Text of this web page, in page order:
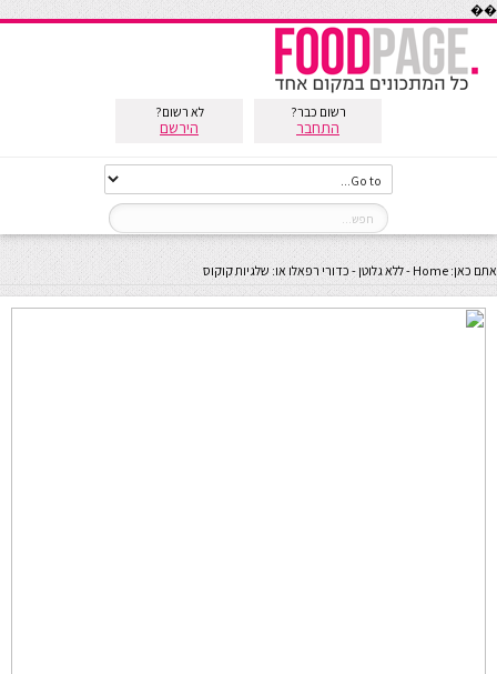
��
רשום כבר?
התחבר
לא רשום?
הירשם
אתם כאן: Home
-ללא גלוטן- כדורי רפאלו או: שלגיות קוקוס